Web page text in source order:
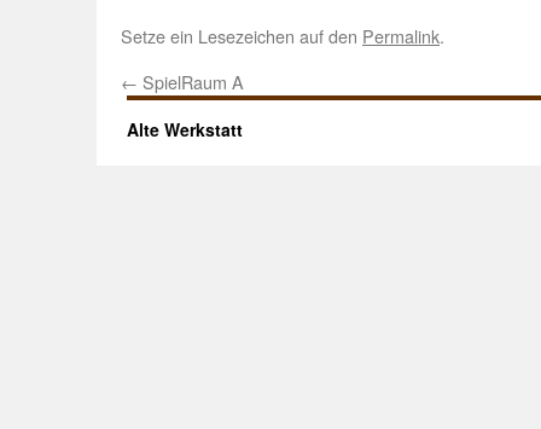
Setze ein Lesezeichen auf den Permalink.
← SpielRaum A
Alte Werkstatt